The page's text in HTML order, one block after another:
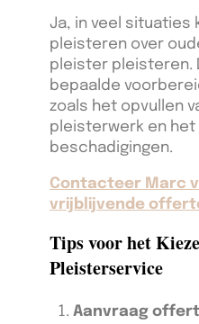
Ja, in veel situaties
pleisteren over
pleister pleisteren.
bepaalde
zoals het opvullen
pleisterwerk en het
beschadigingen.
Contacteer Marc
vrijblijvende
Tips voor het
Pleisterservice
Aanvraag